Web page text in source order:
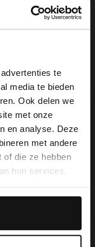
te
media te bieden
Ook delen we
met onze
en analyse. Deze
met andere
of die ze hebben
hun services.
aus
Die
Absatz,
einen
Lederpflege
×
Would